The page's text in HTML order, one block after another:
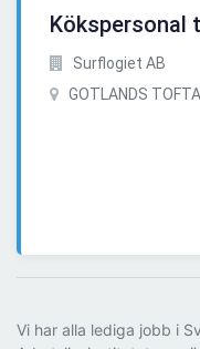
Kökspersonal
Surflogiet AB
GOTLANDS TOFTA
Vi har alla lediga jobb i